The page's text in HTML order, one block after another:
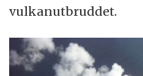
vulkanutbruddet.